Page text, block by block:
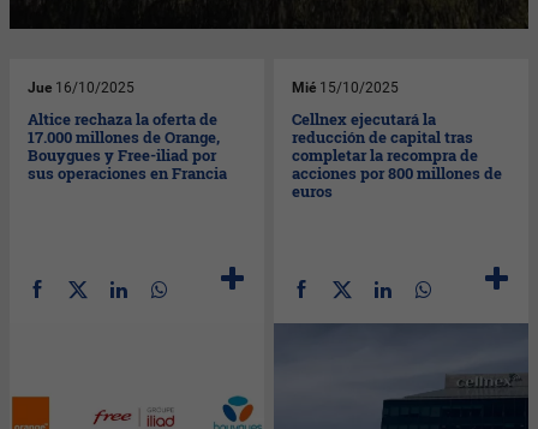
Jue 16/10/2025
Altice rechaza la oferta de
17.000 millones de Orange,
Bouygues y Free-iliad por
sus operaciones en Francia
Mié 15/10/2025
Cellnex ejecutará la
reducción de capital tras
completar la recompra de
acciones por 800 millones de
euros